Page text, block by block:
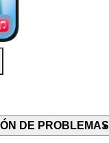
DE PROBLEMAS